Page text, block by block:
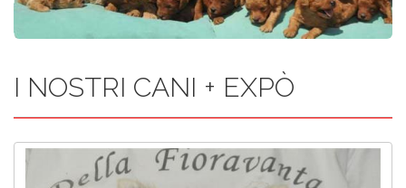
I NOSTRI CANI + EXPÒ